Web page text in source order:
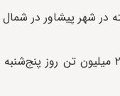
در شهر پیشاور در
انتخابات ایالتی و پارلمانی در